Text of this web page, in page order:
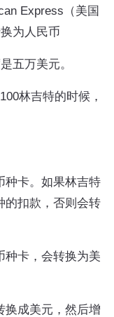
Express（美国
为人民币
五万美元。
林吉特的时候，
种卡。如果林吉特
的扣款，否则会转
种卡，会转换为美
换成美元，然后增